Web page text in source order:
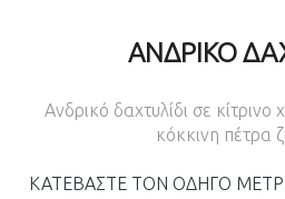
ΑΝΔΡΙΚΌ
Ανδρικό δαχτυλίδι σε
κόκκινη πέτρα
ΚΑΤΕΒΑΣΤΕ ΤΟΝ ΟΔΗΓΟ